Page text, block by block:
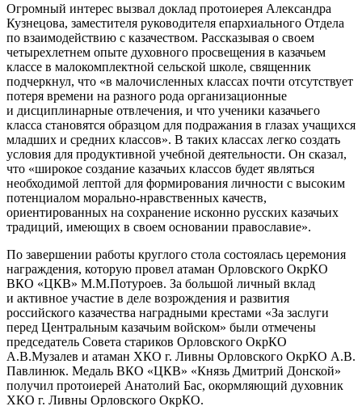
Огромный интерес вызвал доклад протоиерея Александра
Кузнецова, заместителя руководителя епархиального Отдела
по взаимодействию с казачеством. Рассказывая о своем
четырехлетнем опыте духовного просвещения в казачьем
классе в малокомплектной сельской школе, священник
подчеркнул, что «в малочисленных классах почти отсутствует
потеря времени на разного рода организационные
и дисциплинарные отвлечения, и что ученики казачьего
класса становятся образцом для подражания в глазах учащихся
младших и средних классов». В таких классах легко создать
условия для продуктивной учебной деятельности. Он сказал,
что «широкое создание казачьих классов будет являться
необходимой лептой для формирования личности с высоким
потенциалом морально-нравственных качеств,
ориентированных на сохранение исконно русских казачьих
традиций, имеющих в своем основании православие».
По завершении работы круглого стола состоялась церемония
награждения, которую провел атаман Орловского ОкрКО
ВКО «ЦКВ» М.М.Потуроев. За большой личный вклад
и активное участие в деле возрождения и развития
российского казачества наградными крестами «За заслуги
перед Центральным казачьим войском» были отмечены
председатель Совета стариков Орловского ОкрКО
А.В.Музалев и атаман ХКО г. Ливны Орловского ОкрКО А.В.
Павлинюк. Медаль ВКО «ЦКВ» «Князь Дмитрий Донской»
получил протоиерей Анатолий Бас, окормляющий духовник
ХКО г. Ливны Орловского ОкрКО.